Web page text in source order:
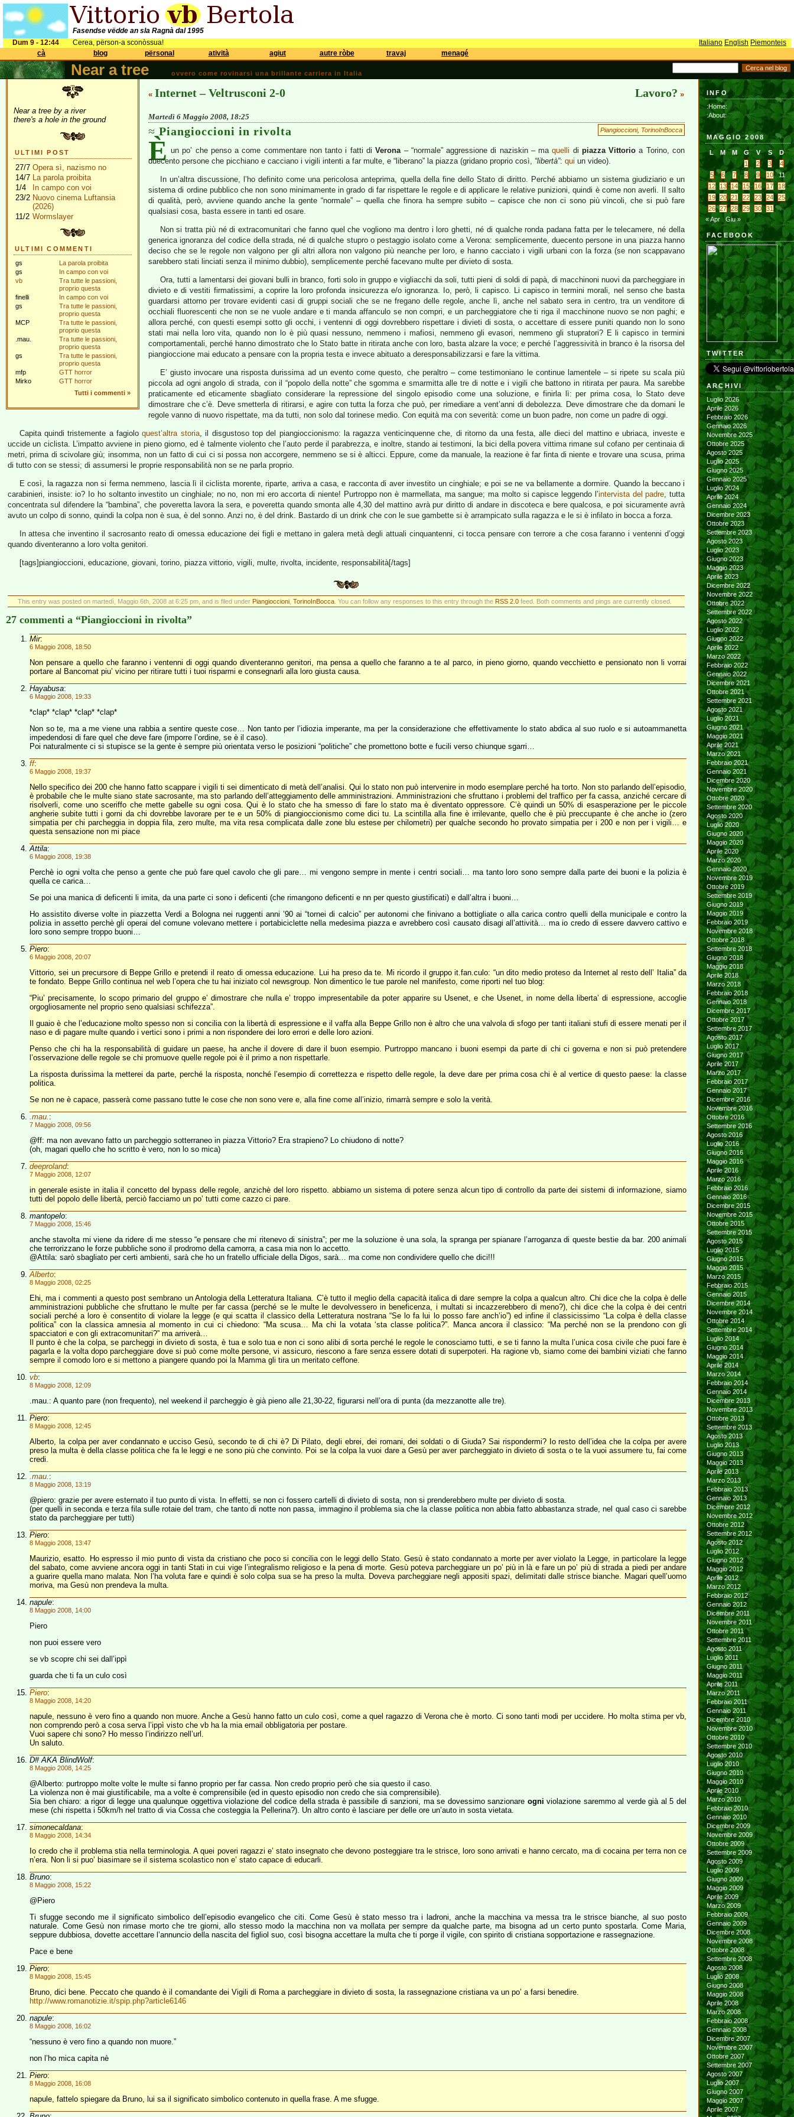
Fasendse vëdde an sla Ragnà dal 1995
Dum 9 - 12:44
Cerea, përson-a sconòssua! Italiano English Piemonteis
cà
blog përsonal atività agiut autre ròbe travaj menagé
Near a tree ovvero come rovinarsi una brillante carriera in Italia
Near a tree by a river
there's a hole in the ground
ULTIMI POST
27/7 Opera sì, nazismo no
14/7 La parola proibita
1/4
In campo con voi
23/2 Nuovo cinema Luftansia
(2026)
11/2 Wormslayer
ULTIMI COMMENTI
gs
La parola proibita
gs
In campo con voi
vb
Tra tutte le passioni,
proprio questa
finelli
In campo con voi
gs
Tra tutte le passioni,
proprio questa
MCP
Tra tutte le passioni,
proprio questa
.mau.
Tra tutte le passioni,
proprio questa
gs
Tra tutte le passioni,
proprio questa
mfp
GTT horror
Mirko
GTT horror
Tutti i commenti »
« Internet – Veltrusconi 2-0 Lavoro? »
Martedì 6 Maggio 2008, 18:25
Piangioccioni, TorinoInBocca
Piangioccioni in rivolta
È un po’ che penso a come commentare non tanto i fatti diVerona– “normale” aggressione di naziskin – maquelli di piazza Vittorio a Torino, con
duecento persone che picchiano e cacciano i vigili intenti a far multe, e “liberano” la piazza (gridano proprio così, “libertà”: qui un video).
In un’altra discussione, l’ho definito come una pericolosa anteprima, quella della fine dello Stato di diritto. Perché abbiamo un sistema giudiziario e un
sistema di ordine pubblico che non sono minimamente in grado di far rispettare le regole e di applicare le relative punizioni, quindi è come non averli. Il salto
di qualità, però, avviene quando anche la gente “normale” – quella che finora ha sempre subito – capisce che non ci sono più vincoli, che si può fare
qualsiasi cosa, basta essere in tanti ed osare.
Non si tratta più né di extracomunitari che fanno quel che vogliono ma dentro i loro ghetti, né di qualche ronda padana fatta per le telecamere, né della
generica ignoranza del codice della strada, né di qualche stupro o pestaggio isolato come a Verona: semplicemente, duecento persone in una piazza hanno
deciso che se le regole non valgono per gli altri allora non valgono più neanche per loro, e hanno cacciato i vigili urbani con la forza (se non scappavano
sarebbero stati linciati senza il minimo dubbio), semplicemente perché facevano multe per divieto di sosta.
Ora, tutti a lamentarsi dei giovani bulli in branco, forti solo in gruppo e vigliacchi da soli, tutti pieni di soldi di papà, di macchinoni nuovi da parcheggiare in
divieto e di vestiti firmatissimi, a coprire la loro profonda insicurezza e/o ignoranza. Io, però, li capisco. Li capisco in termini morali, nel senso che basta
guardarsi attorno per trovare evidenti casi di gruppi sociali che se ne fregano delle regole, anche lì, anche nel sabato sera in centro, tra un venditore di
occhiali fluorescenti che non se ne vuole andare e ti manda affanculo se non compri, e un parcheggiatore che ti riga il macchinone nuovo se non paghi; e
allora perché, con questi esempi sotto gli occhi, i ventenni di oggi dovrebbero rispettare i divieti di sosta, o accettare di essere puniti quando non lo sono
stati mai nella loro vita, quando non lo è più quasi nessuno, nemmeno i mafiosi, nemmeno gli evasori, nemmeno gli stupratori? E li capisco in termini
comportamentali, perché hanno dimostrato che lo Stato batte in ritirata anche con loro, basta alzare la voce; e perché l’aggressività in branco è la risorsa del
piangioccione mai educato a pensare con la propria testa e invece abituato a deresponsabilizzarsi e fare la vittima.
E’ giusto invocare una risposta durissima ad un evento come questo, che peraltro – come testimoniano le continue lamentele – si ripete su scala più
piccola ad ogni angolo di strada, con il “popolo della notte” che sgomma e smarmitta alle tre di notte e i vigili che battono in ritirata per paura. Ma sarebbe
praticamente ed eticamente sbagliato considerare la repressione del singolo episodio come una soluzione, e finirla lì: per prima cosa, lo Stato deve
dimostrare che c’è. Deve smetterla di ritirarsi, e agire con tutta la forza che può, per rimediare a vent’anni di debolezza. Deve dimostrare che da domani le
regole vanno di nuovo rispettate, ma da tutti, non solo dal torinese medio. Con equità ma con severità: come un buon padre, non come un padre di oggi.
Capita quindi tristemente a fagioloquest’altra storia, il disgustoso top del piangioccionismo: la ragazza venticinquenne che, di ritorno da una festa, alle dieci del mattino e ubriaca, investe e
uccide un ciclista. L’impatto avviene in pieno giorno, ed è talmente violento che l’auto perde il parabrezza, e inoltre, stando ai testimoni, la bici della povera vittima rimane sul cofano per centinaia di
metri, prima di scivolare giù; insomma, non un fatto di cui ci si possa non accorgere, nemmeno se si è alticci. Eppure, come da manuale, la reazione è far finta di niente e trovare una scusa, prima
di tutto con se stessi; di assumersi le proprie responsabilità non se ne parla proprio.
E così, la ragazza non si ferma nemmeno, lascia lì il ciclista morente, riparte, arriva a casa, e racconta di aver investito un cinghiale; e poi se ne va bellamente a dormire. Quando la beccano i
carabinieri, insiste: io? Io ho soltanto investito un cinghiale; no no, non mi ero accorta di niente! Purtroppo non è marmellata, ma sangue; ma molto si capisce leggendo l’intervista del padre, tutta
concentrata sul difendere la “bambina”, che poveretta lavora la sera, e poveretta quando smonta alle 4,30 del mattino avrà pur diritto di andare in discoteca e bere qualcosa, e poi sicuramente avrà
avuto un colpo di sonno, quindi la colpa non è sua, è del sonno. Anzi no, è del drink. Bastardo di un drink che con le sue gambette si è arrampicato sulla ragazza e le si è infilato in bocca a forza.
In attesa che inventino il sacrosanto reato di omessa educazione dei figli e mettano in galera metà degli attuali cinquantenni, ci tocca pensare con terrore a che cosa faranno i ventenni d’oggi
quando diventeranno a loro volta genitori.
[tags]piangioccioni, educazione, giovani, torino, piazza vittorio, vigili, multe, rivolta, incidente, responsabilità[/tags]
This entry was posted on martedì, Maggio 6th, 2008 at 6:25 pm, and is filed under Piangioccioni, TorinoInBocca. You can follow any responses to this entry through the RSS 2.0feed. Both comments and pings are currently closed.
27 commenti a “Piangioccioni in rivolta”
Mir:
6 Maggio 2008, 18:50
Non pensare a quello che faranno i ventenni di oggi quando diventeranno genitori, ma pensa a quello che faranno a te al parco, in pieno giorno, quando vecchietto e pensionato non li vorrai
portare al Bancomat piu’ vicino per ritirare tutti i tuoi risparmi e consegnarli alla loro giusta causa.
Hayabusa:
6 Maggio 2008, 19:33
*clap* *clap* *clap* *clap*
Non so te, ma a me viene una rabbia a sentire queste cose… Non tanto per l’idiozia imperante, ma per la considerazione che effettivamente lo stato abdica al suo ruolo e si autoammanetta
impedendosi di fare quel che deve fare (imporre l’ordine, se è il caso).
Poi naturalmente ci si stupisce se la gente è sempre più orientata verso le posizioni “politiche” che promettono botte e fucili verso chiunque sgarri…
ff:
6 Maggio 2008, 19:37
Nello specifico dei 200 che hanno fatto scappare i vigili ti sei dimenticato di metà dell’analisi. Qui lo stato non può intervenire in modo esemplare perché ha torto. Non sto parlando dell’episodio,
è probabile che le multe siano state sacrosante, ma sto parlando dell’atteggiamento delle amministrazioni. Amministrazioni che sfruttano i problemi del traffico per fa cassa, anziché cercare di
risolverli, come uno sceriffo che mette gabelle su ogni cosa. Qui è lo stato che ha smesso di fare lo stato ma è diventato oppressore. C’è quindi un 50% di esasperazione per le piccole
angherie subite tutti i gorni da chi dovrebbe lavorare per te e un 50% di piangioccionismo come dici tu. La scintilla alla fine è irrilevante, quello che è più preccupante è che anche io (zero
simpatia per chi parcheggia in doppia fila, zero multe, ma vita resa complicata dalle zone blu estese per chilometri) per qualche secondo ho provato simpatia per i 200 e non per i vigili… e
questa sensazione non mi piace
Attila:
6 Maggio 2008, 19:38
Perchè io ogni volta che penso a gente che può fare quel cavolo che gli pare… mi vengono sempre in mente i centri sociali… ma tanto loro sono sempre dalla parte dei buoni e la polizia è
quella ce carica…
Se poi una manica di deficenti li imita, da una parte ci sono i deficenti (che rimangono deficenti e nn per questo giustificati) e dall’altra i buoni…
Ho assistito diverse volte in piazzetta Verdi a Bologna nei ruggenti anni ’90 ai “tornei di calcio” per autonomi che finivano a bottigliate o alla carica contro quelli della municipale e contro la
polizia in assetto perchè gli operai del comune volevano mettere i portabiciclette nella medesima piazza e avrebbero così causato disagi all’attività… ma io credo di essere davvero cattivo e
loro sono sempre troppo buoni…
Piero:
6 Maggio 2008, 20:07
Vittorio, sei un precursore di Beppe Grillo e pretendi il reato di omessa educazione. Lui ha preso da te. Mi ricordo il gruppo it.fan.culo: “un dito medio proteso da Internet al resto dell’ Italia” da
te fondato. Beppe Grillo continua nel web l’opera che tu hai iniziato col newsgroup. Non dimentico le tue parole nel manifesto, come riporti nel tuo blog:
“Piu’ precisamente, lo scopo primario del gruppo e’ dimostrare che nulla e’ troppo impresentabile da poter apparire su Usenet, e che Usenet, in nome della liberta’ di espressione, accoglie
orgogliosamente nel proprio seno qualsiasi schifezza”.
Il guaio è che l’educazione molto spesso non si concilia con la libertà di espressione e il vaffa alla Beppe Grillo non è altro che una valvola di sfogo per tanti italiani stufi di essere menati per il
naso e di pagare multe quando i vertici sono i primi a non rispondere dei loro errori e delle loro azioni.
Penso che chi ha la responsabilità di guidare un paese, ha anche il dovere di dare il buon esempio. Purtroppo mancano i buoni esempi da parte di chi ci governa e non si può pretendere
l’osservazione delle regole se chi promuove quelle regole poi è il primo a non rispettarle.
La risposta durissima la metterei da parte, perché la risposta, nonché l’esempio di correttezza e rispetto delle regole, la deve dare per prima cosa chi è al vertice di questo paese: la classe
politica.
Se non ne è capace, passerà come passano tutte le cose che non sono vere e, alla fine come all’inizio, rimarrà sempre e solo la verità.
.mau. :
7 Maggio 2008, 09:56
@ff: ma non avevano fatto un parcheggio sotterraneo in piazza Vittorio? Era strapieno? Lo chiudono di notte?
(oh, magari quello che ho scritto è vero, non lo so mica)
deeproland:
7 Maggio 2008, 12:07
in generale esiste in italia il concetto del bypass delle regole, anzichè del loro rispetto. abbiamo un sistema di potere senza alcun tipo di controllo da parte dei sistemi di informazione, siamo
tutti del popolo delle libertà, perciò facciamo un po’ tutti come cazzo ci pare.
mantopelo:
7 Maggio 2008, 15:46
anche stavolta mi viene da ridere di me stesso “e pensare che mi ritenevo di sinistra”; per me la soluzione è una sola, la spranga per spianare l’arroganza di queste bestie da bar. 200 animali
che terrorizzano le forze pubbliche sono il prodromo della camorra, a casa mia non lo accetto.
@Attila: sarò sbagliato per certi ambienti, sarà che ho un fratello ufficiale della Digos, sarà… ma come non condividere quello che dici!!!
Alberto:
8 Maggio 2008, 02:25
Ehi, ma i commenti a questo post sembrano un Antologia della Letteratura Italiana. C’è tutto il meglio della capacità italica di dare sempre la colpa a qualcun altro. Chi dice che la colpa è delle
amministrazioni pubbliche che sfruttano le multe per far cassa (perché se le multe le devolvessero in beneficenza, i multati si incazzerebbero di meno?), chi dice che la colpa è dei centri
sociali perché a loro è consentito di violare la legge (e qui scatta il classico della Letteratura nostrana “Se lo fa lui lo posso fare anch’io”) ed infine il classicissimo “La colpa è della classe
politica” con la classica amnesia al momento in cui ci chiedono: “Ma scusa… Ma chi la votata ‘sta classe politica?”. Manca ancora il classico: “Ma perché non se la prendono con gli
spacciatori e con gli extracomunitari?” ma arriverà…
Il punto è che la colpa, se parcheggi in divieto di sosta, è tua e solo tua e non ci sono alibi di sorta perché le regole le conosciamo tutti, e se ti fanno la multa l’unica cosa civile che puoi fare è
pagarla e la volta dopo parcheggiare dove si può come molte persone, vi assicuro, riescono a fare senza essere dotati di superpoteri. Ha ragione vb, siamo come dei bambini viziati che fanno
sempre il comodo loro e si mettono a piangere quando poi la Mamma gli tira un meritato ceffone.
vb:
8 Maggio 2008, 12:09
.mau.: A quanto pare (non frequento), nel weekend il parcheggio è già pieno alle 21,30-22, figurarsi nell’ora di punta (da mezzanotte alle tre).
Piero:
8 Maggio 2008, 12:45
Alberto, la colpa per aver condannato e ucciso Gesù, secondo te di chi è? Di Pilato, degli ebrei, dei romani, dei soldati o di Giuda? Sai rispondermi? Io resto dell’idea che la colpa per avere
preso la multa è della classe politica che fa le leggi e ne sono più che convinto. Poi se la colpa la vuoi dare a Gesù per aver parcheggiato in divieto di sosta o te la vuoi assumere tu, fai come
credi.
.mau. :
8 Maggio 2008, 13:19
@piero: grazie per avere esternato il tuo punto di vista. In effetti, se non ci fossero cartelli di divieto di sosta, non si prenderebbero multe per divieto di sosta.
(per quelli in seconda e terza fila sulle rotaie del tram, che tanto di notte non passa, immagino il problema sia che la classe politica non abbia fatto abbastanza strade, nel qual caso ci sarebbe
stato da parcheggiare per tutti)
Piero:
8 Maggio 2008, 13:47
Maurizio, esatto. Ho espresso il mio punto di vista da cristiano che poco si concilia con le leggi dello Stato. Gesù è stato condannato a morte per aver violato la Legge, in particolare la legge
del sabato, come avviene ancora oggi in tanti Stati in cui vige l’integralismo religioso e la pena di morte. Gesù poteva parcheggiare un po’ più in là e fare un po’ più di strada a piedi per andare
a guarire quella mano malata. Non l’ha voluta fare e quindi è solo colpa sua se ha preso la multa. Doveva parcheggiare negli appositi spazi, delimitati dalle strisce bianche. Magari quell’uomo
moriva, ma Gesù non prendeva la multa.
napule:
8 Maggio 2008, 14:00
Piero
non puoi essere vero
se vb scopre chi sei dall’ippì
guarda che ti fa un culo così
Piero:
8 Maggio 2008, 14:20
napule, nessuno è vero fino a quando non muore. Anche a Gesù hanno fatto un culo così, come a quel ragazzo di Verona che è morto. Ci sono tanti modi per uccidere. Ho molta stima per vb,
non comprendo però a cosa serva l’ippì visto che vb ha la mia email obbligatoria per postare.
Vuoi sapere chi sono? Ho messo l’indirizzo nell’url.
Un saluto.
D# AKA BlindWolf:
8 Maggio 2008, 14:25
@Alberto: purtroppo molte volte le multe si fanno proprio per far cassa. Non credo proprio però che sia questo il caso.
La violenza non è mai giustificabile, ma a volte è comprensibile (ed in questo episodio non credo che sia comprensibile).
Sia ben chiaro: a rigor di legge una qualunque oggettiva violazione del codice della strada è passibile di sanzioni, ma se dovessimo sanzionare ogni violazione saremmo al verde già al 5 del
mese (chi rispetta i 50km/h nel tratto di via Cossa che costeggia la Pellerina?). Un altro conto è lasciare per delle ore un’auto in sosta vietata.
simonecaldana:
8 Maggio 2008, 14:34
Io credo che il problema stia nella terminologia. A quei poveri ragazzi e’ stato insegnato che devono posteggiare tra le strisce, loro sono arrivati e hanno cercato, ma di cocaina per terra non ce
n’era. Non li si puo’ biasimare se il sistema scolastico non e’ stato capace di educarli.
Bruno:
8 Maggio 2008, 15:22
@Piero
Ti sfugge secondo me il significato simbolico dell’episodio evangelico che citi. Come Gesù è stato messo tra i ladroni, anche la macchina va messa tra le strisce bianche, al suo posto
naturale. Come Gesù non rimase morto che tre giorni, allo stesso modo la macchina non va mollata per sempre da qualche parte, ma bisogna ad un certo punto spostarla. Come Maria,
seppure dubbiosa, dovette accettare l’annuncio della nascita del figliol suo, così bisogna accettare la multa che ti porge il vigile, con spirito di cristiana sopportazione e rassegnazione.
Pace e bene
Piero:
8 Maggio 2008, 15:45
Bruno, dici bene. Peccato che quando è il comandante dei Vigili di Roma a parcheggiare in divieto di sosta, la rassegnazione cristiana va un po’ a farsi benedire.
http://www.romanotizie.it/spip.php?article6146
napule:
8 Maggio 2008, 16:02
“nessuno è vero fino a quando non muore.”
non l’ho mica capita nè
Piero:
8 Maggio 2008, 16:08
napule, fattelo spiegare da Bruno, lui sa il significato simbolico contenuto in quella frase. A me sfugge.
INFO
:Home:
:About:
MAGGIO 2008
L M M G V S
D
1
2 3
4
5
6 7 8 9 10
11
12
13 14 15 16 17
18
19
20 21 22 23 24
25
26
27 28 29 30
31
« Apr
Giu »
FACEBOOK
TWITTER
ARCHIVI
Luglio 2026
Aprile 2026
Febbraio 2026
Gennaio 2026
Novembre 2025
Ottobre 2025
Agosto 2025
Luglio 2025
Giugno 2025
Gennaio 2025
Luglio 2024
Aprile 2024
Gennaio 2024
Dicembre 2023
Ottobre 2023
Settembre 2023
Agosto 2023
Luglio 2023
Giugno 2023
Maggio 2023
Aprile 2023
Dicembre 2022
Novembre 2022
Ottobre 2022
Settembre 2022
Agosto 2022
Luglio 2022
Giugno 2022
Aprile 2022
Marzo 2022
Febbraio 2022
Gennaio 2022
Dicembre 2021
Ottobre 2021
Settembre 2021
Agosto 2021
Luglio 2021
Giugno 2021
Maggio 2021
Aprile 2021
Marzo 2021
Febbraio 2021
Gennaio 2021
Dicembre 2020
Novembre 2020
Ottobre 2020
Settembre 2020
Agosto 2020
Luglio 2020
Giugno 2020
Maggio 2020
Aprile 2020
Marzo 2020
Gennaio 2020
Novembre 2019
Ottobre 2019
Settembre 2019
Giugno 2019
Maggio 2019
Febbraio 2019
Novembre 2018
Ottobre 2018
Settembre 2018
Giugno 2018
Maggio 2018
Aprile 2018
Marzo 2018
Febbraio 2018
Gennaio 2018
Dicembre 2017
Ottobre 2017
Settembre 2017
Agosto 2017
Luglio 2017
Giugno 2017
Aprile 2017
Marzo 2017
Febbraio 2017
Gennaio 2017
Dicembre 2016
Novembre 2016
Ottobre 2016
Settembre 2016
Agosto 2016
Luglio 2016
Giugno 2016
Maggio 2016
Aprile 2016
Marzo 2016
Febbraio 2016
Gennaio 2016
Dicembre 2015
Novembre 2015
Ottobre 2015
Settembre 2015
Agosto 2015
Luglio 2015
Giugno 2015
Maggio 2015
Marzo 2015
Febbraio 2015
Gennaio 2015
Dicembre 2014
Novembre 2014
Ottobre 2014
Settembre 2014
Luglio 2014
Giugno 2014
Maggio 2014
Aprile 2014
Marzo 2014
Febbraio 2014
Gennaio 2014
Dicembre 2013
Novembre 2013
Ottobre 2013
Settembre 2013
Agosto 2013
Luglio 2013
Giugno 2013
Maggio 2013
Aprile 2013
Marzo 2013
Febbraio 2013
Gennaio 2013
Dicembre 2012
Novembre 2012
Ottobre 2012
Settembre 2012
Agosto 2012
Luglio 2012
Giugno 2012
Maggio 2012
Aprile 2012
Marzo 2012
Febbraio 2012
Gennaio 2012
Dicembre 2011
Novembre 2011
Ottobre 2011
Settembre 2011
Agosto 2011
Luglio 2011
Giugno 2011
Maggio 2011
Aprile 2011
Marzo 2011
Febbraio 2011
Gennaio 2011
Dicembre 2010
Novembre 2010
Ottobre 2010
Settembre 2010
Agosto 2010
Luglio 2010
Giugno 2010
Maggio 2010
Aprile 2010
Marzo 2010
Febbraio 2010
Gennaio 2010
Dicembre 2009
Novembre 2009
Ottobre 2009
Settembre 2009
Agosto 2009
Luglio 2009
Giugno 2009
Maggio 2009
Aprile 2009
Marzo 2009
Febbraio 2009
Gennaio 2009
Dicembre 2008
Novembre 2008
Ottobre 2008
Settembre 2008
Agosto 2008
Luglio 2008
Giugno 2008
Maggio 2008
Aprile 2008
Marzo 2008
Febbraio 2008
Gennaio 2008
Dicembre 2007
Novembre 2007
Ottobre 2007
Settembre 2007
Agosto 2007
Luglio 2007
Giugno 2007
Maggio 2007
Aprile 2007